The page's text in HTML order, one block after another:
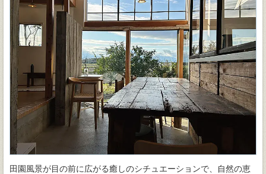
田園風景が目の前に広がる癒しのシチュエーションで、自然の恵